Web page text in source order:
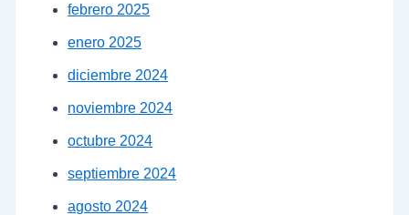
febrero 2025
enero 2025
diciembre 2024
noviembre 2024
octubre 2024
septiembre 2024
agosto 2024